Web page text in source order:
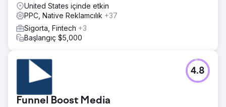
United States içinde etkin
PPC, Native Reklamcılık +37
Sigorta, Fintech +3
Başlangıç $5,000
Funnel Boost Media
4.8